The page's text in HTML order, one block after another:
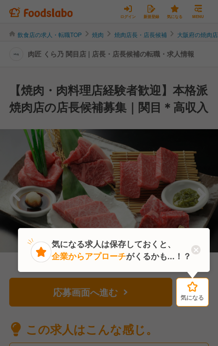
ログイン 新規登録 気になる MENU
飲食店の求人・転職TOP 焼肉 焼肉店長・店長候補 大阪府の焼肉
肉匠 くら乃 関目店 | 店長・店長候補の転職・求人情報
【焼肉・肉料理店経験者歓迎】本格派
焼肉店の店長候補募集｜関目＊高収入
応募画面へ進む 気になる
この求人はこんな感じ。
気になる
気になる求人は保存しておくと、
企業からアプローチがくるかも...！？